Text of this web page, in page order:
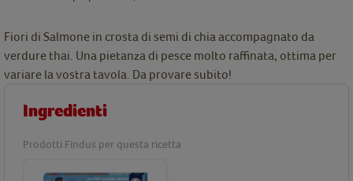
Fiori di Salmone in crosta di semi di chia accompagnato da
verdure thai. Una pietanza di pesce molto raffinata, ottima per
variare la vostra tavola. Da provare subito!
Ingredienti
Prodotti Findus per questa ricetta